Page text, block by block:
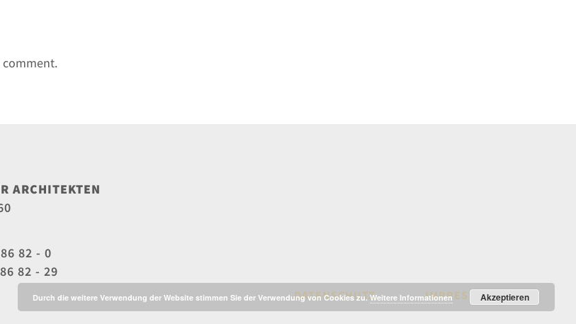
comment.
ARCHITEKTEN
82 - 0
82 - 29
DATENSCHUTZ IMPRESSUM
Durch die weitere Verwendung der Website stimmen Sie der Verwendung von Cookies zu.Weitere Informationen Akzeptieren